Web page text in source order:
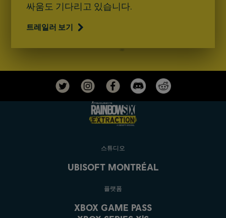
싸움도 기다리고 있습니다.
트레일러 보기
스튜디오
UBISOFT MONTRÉAL
플랫폼
XBOX GAME PASS